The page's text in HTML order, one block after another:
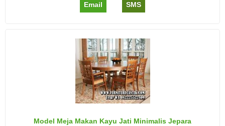
Email SMS
Model Meja Makan Kayu Jati Minimalis Jepara